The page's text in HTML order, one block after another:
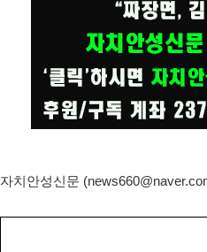
자치안성신문